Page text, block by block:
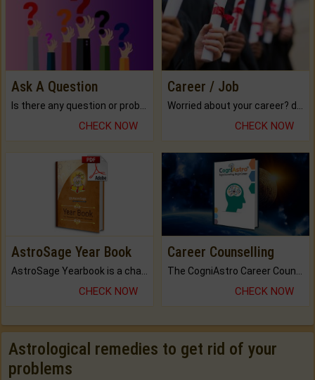
Ask A Question
Is there any question or problem lingering.
CHECK NOW
Career / Job
Worried about your career? don't know what is.
CHECK NOW
AstroSage Year Book
AstroSage Yearbook is a channel to fulfill your dreams and destiny.
CHECK NOW
Career Counselling
The CogniAstro Career Counselling Report is the most comprehensive report available on this topic.
CHECK NOW
Astrological remedies to get rid of your
problems